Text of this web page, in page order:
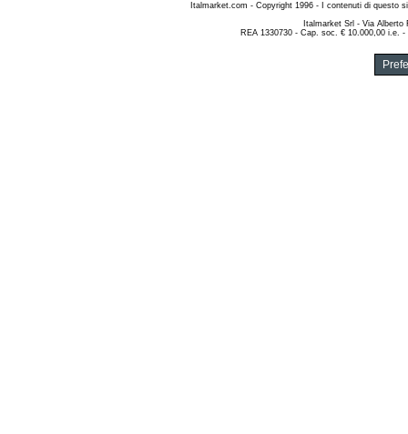
Italmarket.com - Copyright 1996 - I contenuti di questo
Italmarket Srl - Via
REA 1330730 - Cap. soc. € 10.000,00 i.e.